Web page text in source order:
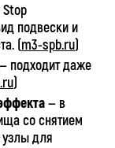
подвески и
(m3-spb.ru)
— подходит даже
)
— в
со снятием
узлы для